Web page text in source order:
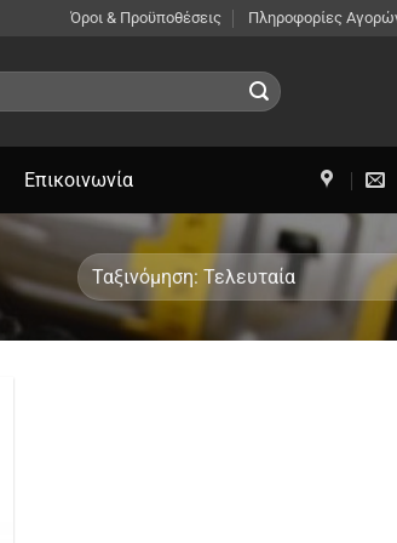
Όροι & Προϋποθέσεις Πληροφορίες
Επικοινωνία